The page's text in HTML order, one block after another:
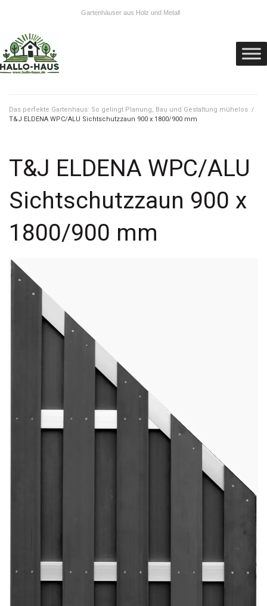
Gartenhäuser aus Holz und Metall
Das perfekte Gartenhaus: So gelingt Planung, Bau und Gestaltung mühelos /
T&J ELDENA WPC/ALU Sichtschutzzaun 900 x 1800/900 mm
T&J ELDENA WPC/ALU
Sichtschutzzaun 900 x
1800/900 mm